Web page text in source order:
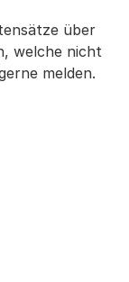
über
welche nicht
melden.